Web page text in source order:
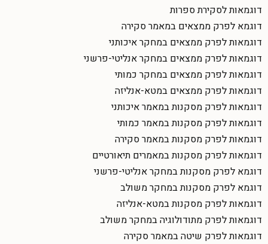
דוגמאות לסקירת ספרות
דוגמא לפרק ממצאים במאמר סקירה
דוגמאות לפרק ממצאים במחקר איכותני
דוגמאות לפרק ממצאים במחקר אנליטי-פרשני
דוגמאות לפרק ממצאים במחקר כמותי
דוגמאות לפרק ממצאים במטא-אנליזה
דוגמאות לפרק מסקנות במאמר איכותני
דוגמאות לפרק מסקנות במאמר כמותי
דוגמאות לפרק מסקנות במאמר סקירה
דוגמאות לפרק מסקנות במאמרים תיאורטיים
דוגמא לפרק מסקנות במחקר אנליטי-פרשני
דוגמא לפרק מסקנות במחקר משולב
דוגמאות לפרק מסקנות במטא-אנליזה
דוגמאות לפרק מתודולוגיה במחקר משולב
דוגמאות לפרק שיטה במאמר סקירה